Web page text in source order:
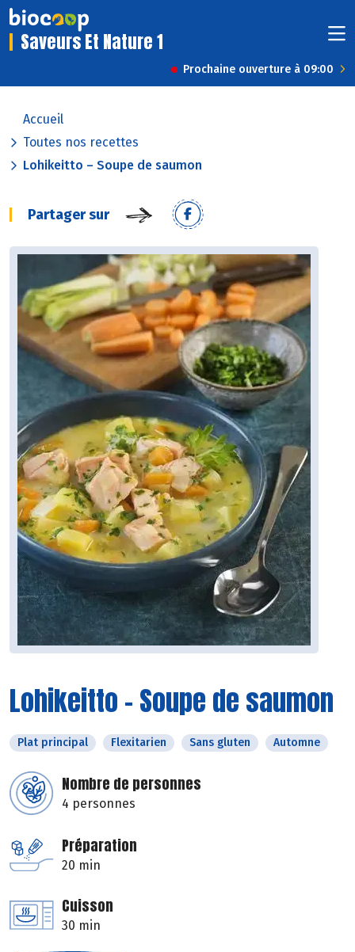
Saveurs Et Nature 1
Prochaine ouverture à 09:00
Accueil
Toutes nos recettes
Lohikeitto – Soupe de saumon
Partager sur
Lohikeitto – Soupe de saumon
Plat principal Flexitarien Sans gluten Automne
Nombre de personnes
4 personnes
Préparation
20 min
Cuisson
30 min